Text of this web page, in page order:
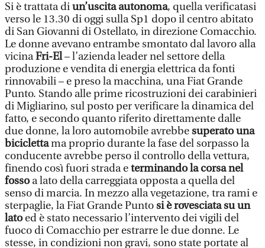
Si è trattata diun’uscita autonoma, quella verificatasi
verso le 13.30 di oggi sulla Sp1 dopo il centro abitato
di San Giovanni di Ostellato, in direzione Comacchio.
Le donne avevano entrambe smontato dal lavoro alla
vicinaFri-El– l’azienda leader nel settore della
produzione e vendita di energia elettrica da fonti
rinnovabili – e preso la macchina, una Fiat Grande
Punto. Stando alle prime ricostruzioni dei carabinieri
di Migliarino, sul posto per verificare la dinamica del
fatto, e secondo quanto riferito direttamente dalle
due donne, la loro automobile avrebbesuperato una
biciclettama proprio durante la fase del sorpasso la
conducente avrebbe perso il controllo della vettura,
finendo così fuori strada eterminando la corsa nel
fossoa lato della carreggiata opposta a quella del
senso di marcia. In mezzo alla vegetazione, tra rami e
sterpaglie, la Fiat Grande Puntosi è rovesciata su un
latoed è stato necessario l’intervento dei vigili del
fuoco di Comacchio per estrarre le due donne. Le
stesse, in condizioni non gravi, sono state portate al